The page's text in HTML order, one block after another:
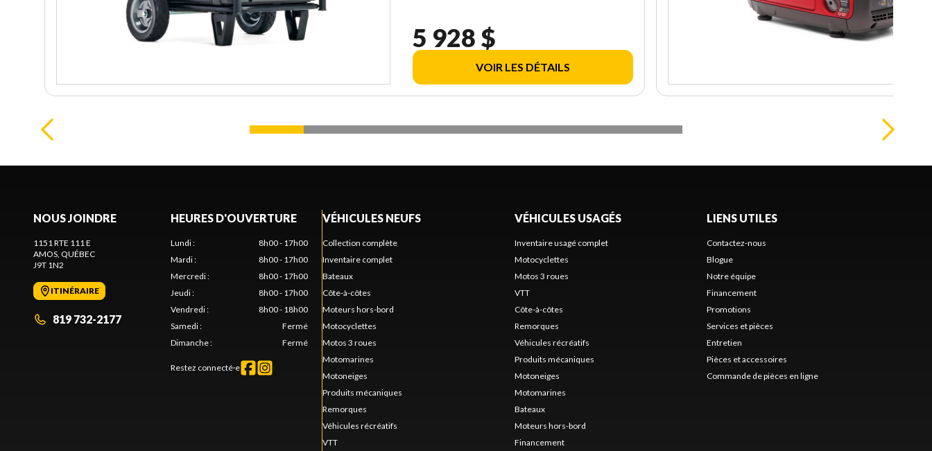
5 928 $
VOIR LES DÉTAILS
NOUS JOINDRE
1151 RTE 111 E
AMOS , QUÉBEC
J9T 1N2
ITINÉRAIRE
819 732-2177
HEURES D'OUVERTURE
Lundi:
8h00 - 17h00
Mardi:
8h00 - 17h00
Mercredi:
8h00 - 17h00
Jeudi:
8h00 - 17h00
Vendredi:
8h00 - 18h00
Samedi:
Fermé
Dimanche: Fermé
Restez connecté·e
VÉHICULES NEUFS
Collection complète
Inventaire complet
Bateaux
Côte-à-côtes
Moteurs hors-bord
Motocyclettes
Motos 3 roues
Motomarines
Motoneiges
Produits mécaniques
Remorques
Véhicules récréatifs
VTT
VÉHICULES USAGÉS
Inventaire usagé complet
Motocyclettes
Motos 3 roues
VTT
Côte-à-côtes
Remorques
Véhicules récréatifs
Produits mécaniques
Motoneiges
Motomarines
Bateaux
Moteurs hors-bord
Financement
LIENS UTILES
Contactez-nous
Blogue
Notre équipe
Financement
Promotions
Services et pièces
Entretien
Pièces et accessoires
Commande de pièces en ligne